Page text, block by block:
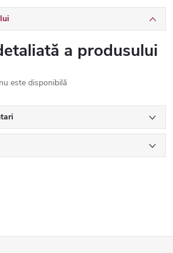
a produsului
este disponibilă